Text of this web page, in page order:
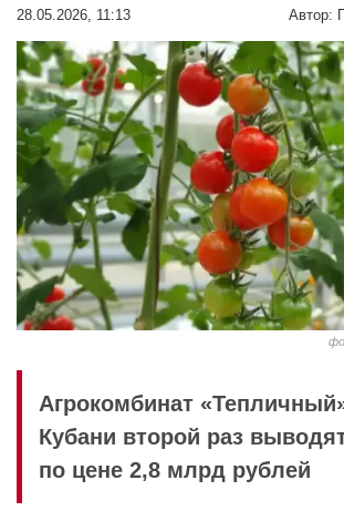
28.05.2026, 11:13 Автор:
Агрокомбинат
Кубани второй раз
по цене 2,8 млрд рублей